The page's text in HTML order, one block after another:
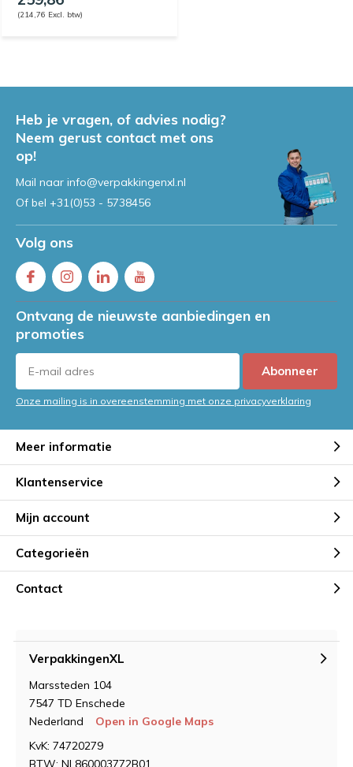
(214,76 Excl. btw)
Heb je vragen, of advies nodig?
Neem gerust contact met ons
op!
Mail naar info@verpakkingenxl.nl
Of bel +31(0)53 - 5738456
Volg ons
Ontvang de nieuwste aanbiedingen en
promoties
Abonneer
Onze mailing is in overeenstemming met onze privacyverklaring
Meer informatie
Klantenservice
Mijn account
Categorieën
Contact
VerpakkingenXL
Marssteden 104
7547 TD Enschede
Nederland
Open in Google Maps
KvK: 74720279
BTW: NL860003772B01